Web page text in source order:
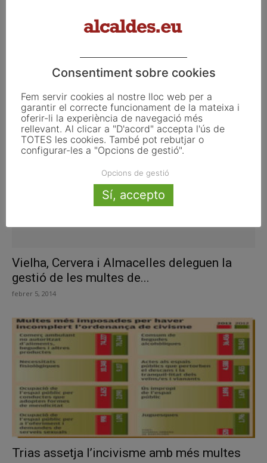
Colau imposa les primeres 12 sancions a
setembre 9, 2015
Vielha, Cervera i Almacelles deleguen la
gestió de les multes de...
febrer 5, 2014
Trias assetja l’incivisme amb més multes
Consentiment sobre cookies
Fem servir cookies al nostre lloc web per a
garantir el correcte funcionament de la mateixa i
oferir-li la experiència de navegació més
rellevant. Al clicar a "D'acord" accepta l'ús de
TOTES les cookies. També pot rebutjar o
configurar-les a "Opcions de gestió".
Opcions de gestió
Sí, accepto